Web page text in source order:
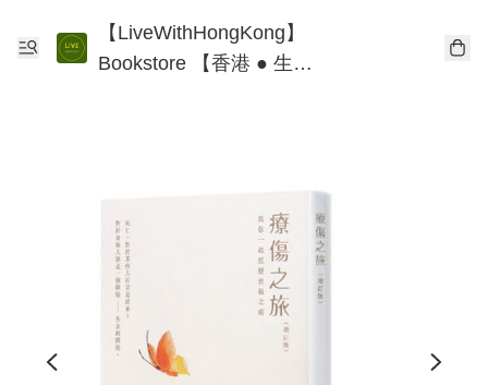
【LiveWithHongKong】
Bookstore 【香港 ● 生